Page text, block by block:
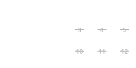
3 4 5
10 11 12